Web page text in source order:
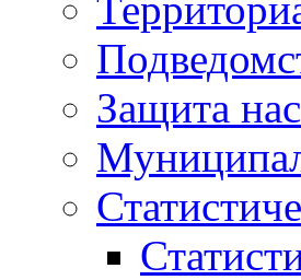
Защита